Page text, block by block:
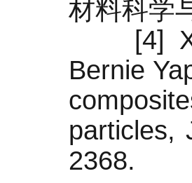
材料科学
[4]
Bernie
particles,
2368.